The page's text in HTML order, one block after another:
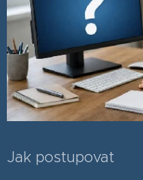
Jak postupovat